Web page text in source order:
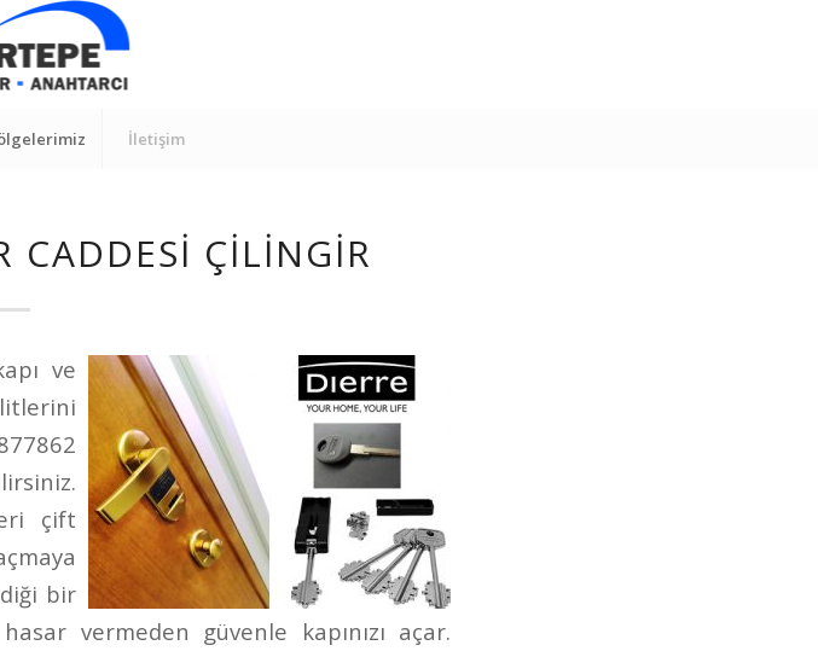
İletişim
CADDESI ÇILINGIR
ve
çift
bir
vermeden güvenle kapınızı açar.